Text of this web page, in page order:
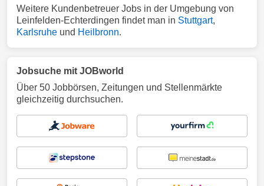
Weitere Kundenbetreuer Jobs in der Umgebung von
Leinfelden-Echterdingen findet man in Stuttgart,
Karlsruhe und Heilbronn.
Jobsuche mit JOBworld
Über 50 Jobbörsen, Zeitungen und Stellenmärkte
gleichzeitig durchsuchen.